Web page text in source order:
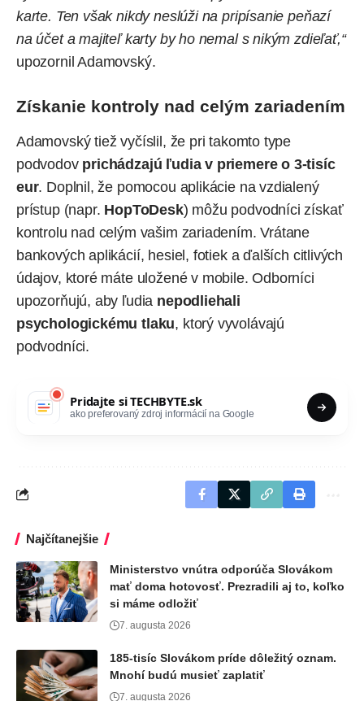
karte. Ten však nikdy neslúži na pripísanie peňazí
na účet a majiteľ karty by ho nemal s nikým zdieľať,“
upozornil Adamovský.
Získanie kontroly nad celým zariadením
Adamovský tiež vyčíslil, že pri takomto type
podvodov prichádzajú ľudia v priemere o 3-tisíc
eur. Doplnil, že pomocou aplikácie na vzdialený
prístup (napr. HopToDesk) môžu podvodníci získať
kontrolu nad celým vašim zariadením. Vrátane
bankových aplikácií, hesiel, fotiek a ďalších citlivých
údajov, ktoré máte uložené v mobile. Odborníci
upozorňujú, aby ľudia nepodliehali
psychologickému tlaku, ktorý vyvolávajú
podvodníci.
Pridajte siTECHBYTE.sk
ako preferovaný zdroj informácií na Google
Najčítanejšie
Ministerstvo vnútra odporúča Slovákom
mať doma hotovosť. Prezradili aj to, koľko
si máme odložiť
7. augusta 2026
185-tisíc Slovákom príde dôležitý oznam.
Mnohí budú musieť zaplatiť
7. augusta 2026